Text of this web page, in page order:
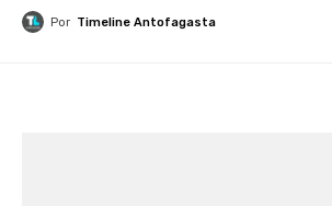
Por Timeline Antofagasta